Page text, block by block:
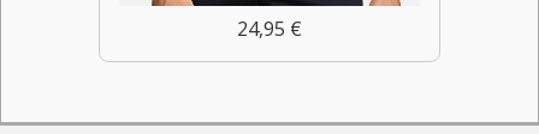
24,95 €